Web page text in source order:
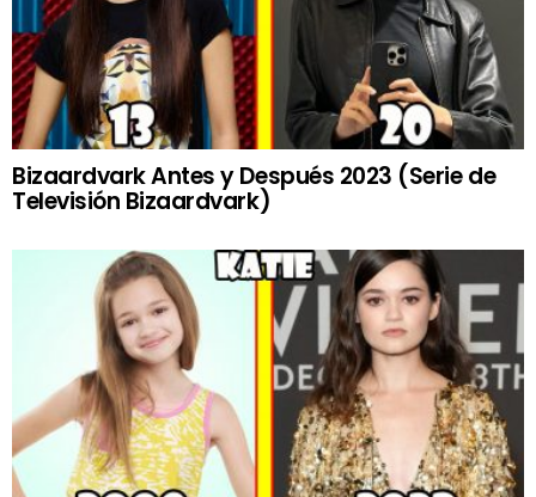
Bizaardvark Antes y Después 2023 (Serie de
Televisión Bizaardvark)